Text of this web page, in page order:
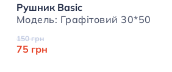
Рушник Basic
Модель: Графітовий 30*50
150 грн
75 грн